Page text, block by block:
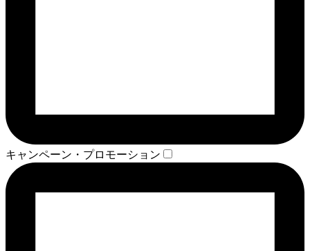
キャンペーン・プロモーション